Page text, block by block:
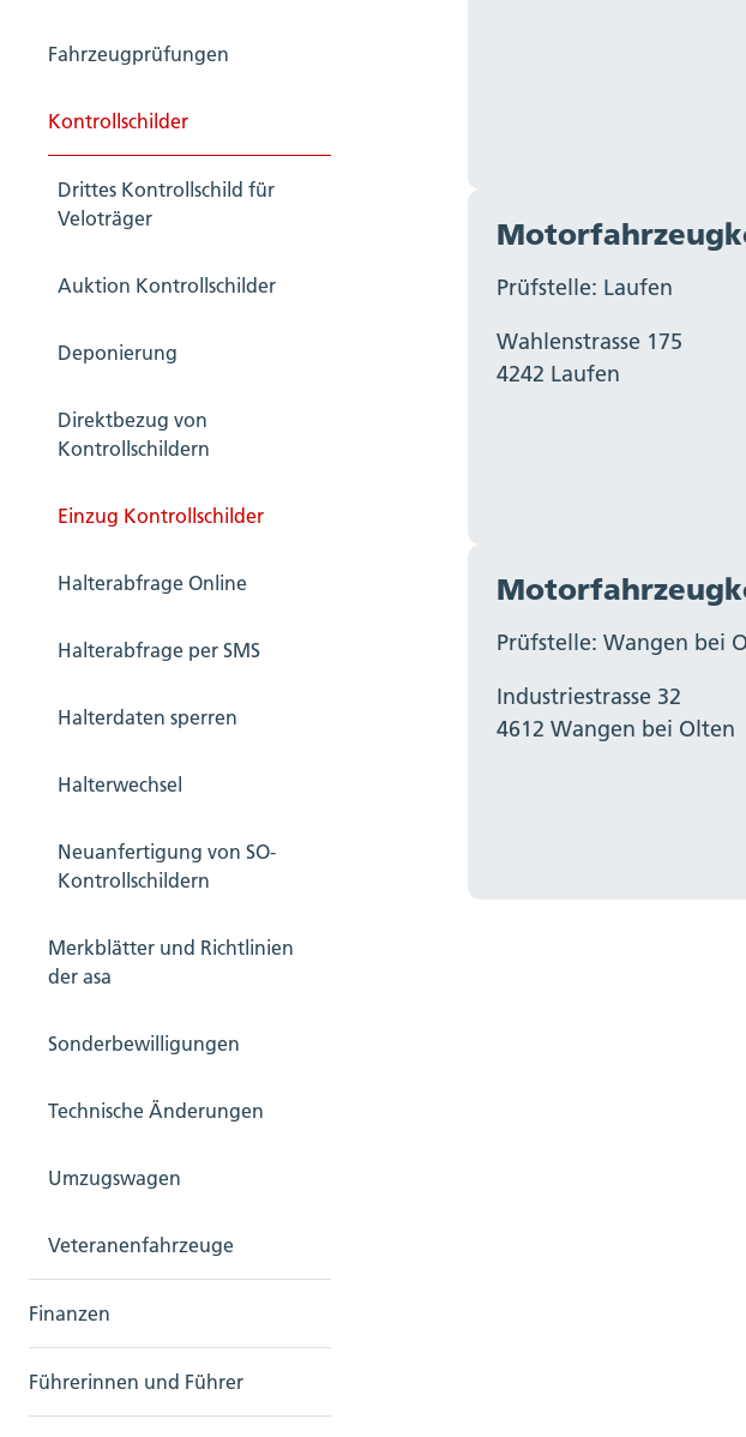
Fahrzeugprüfungen
Kontrollschilder
Drittes Kontrollschild für
Veloträger
Auktion Kontrollschilder
Deponierung
Direktbezug von
Kontrollschildern
Einzug Kontrollschilder
Halterabfrage Online
Halterabfrage per SMS
Halterdaten sperren
Halterwechsel
Neuanfertigung von SO-
Kontrollschildern
Merkblätter und Richtlinien
der asa
Sonderbewilligungen
Technische Änderungen
Umzugswagen
Veteranenfahrzeuge
Finanzen
Führerinnen und Führer
Prüfstelle: Laufen
Wahlenstrasse 175
4242 Laufen
Prüfstelle: Wangen bei
Industriestrasse 32
4612 Wangen bei Olten